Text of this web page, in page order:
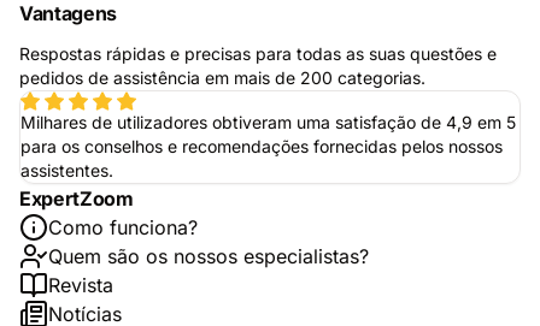
Vantagens
Respostas rápidas e precisas para todas as suas questões e
pedidos de assistência em mais de 200 categorias.
Milhares de utilizadores obtiveram uma satisfação de 4,9 em 5
para os conselhos e recomendações fornecidas pelos nossos
assistentes.
ExpertZoom
Como funciona?
Quem são os nossos especialistas?
Revista
Notícias